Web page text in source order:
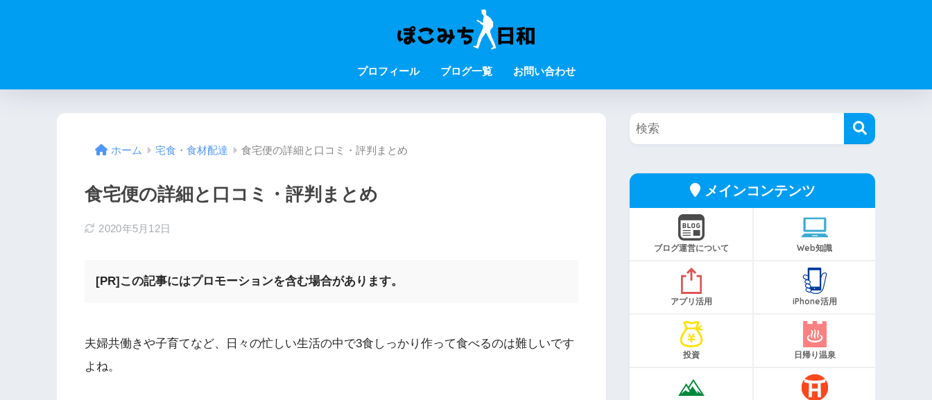
プロフィール ブログ一覧 お問い合わせ
ホーム 宅食・食材配達 食宅便の詳細と口コミ・評判まとめ
食宅便の詳細と口コミ・評判まとめ
2020年5月12日
[PR]この記事にはプロモーションを含む場合があります。
夫婦共働きや子育てなど、日々の忙しい生活の中で3食しっかり作って食べるのは難しいです
よね。
メインコンテンツ
ブログ運営について Web知識
アプリ活用 iPhone活用
投資 日帰り温泉